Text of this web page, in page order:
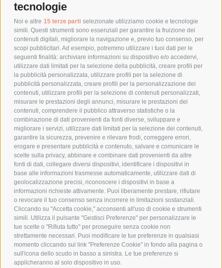
tecnologie
Noi e altre 15 terze parti selezionate utilizziamo cookie e tecnologie
simili. Questi strumenti sono essenziali per garantire la fruizione dei
contenuti digitali, migliorare la navigazione e, previo tuo consenso, per
scopi pubblicitari. Ad esempio, potremmo utilizzare i tuoi dati per le
seguenti finalità: archiviare informazioni su dispositivo e/o accedervi,
utilizzare dati limitati per la selezione della pubblicità, creare profili per
la pubblicità personalizzata, utilizzare profili per la selezione di
pubblicità personalizzata, creare profili per la personalizzazione dei
contenuti, utilizzare profili per la selezione di contenuti personalizzati,
misurare le prestazioni degli annunci, misurare le prestazioni dei
contenuti, comprendere il pubblico attraverso statistiche o la
combinazione di dati provenienti da fonti diverse, sviluppare e
migliorare i servizi, utilizzare dati limitati per la selezione dei contenuti,
garantire la sicurezza, prevenire e rilevare frodi, correggere errori,
erogare e presentare pubblicità e contenuto, salvare e comunicare le
scelte sulla privacy, abbinare e combinare dati provenienti da altre
fonti di dati, collegare diversi dispositivi, identificare i dispositivi in
base alle informazioni trasmesse automaticamente, utilizzare dati di
geolocalizzazione precisi, riconoscere i dispositivi in base a
informazioni richieste attivamente. Puoi liberamente prestare, rifiutare
o revocare il tuo consenso senza incorrere in limitazioni sostanziali.
Cliccando su "Accetta cookie," acconsenti all'uso di cookie e strumenti
simili. Utilizza il pulsante "Gestisci Preferenze" per personalizzare le
tue scelte o "Rifiuta tutto" per proseguire senza cookie non
strettamente necessari. Puoi modificare le tue preferenze in qualsiasi
momento cliccando sul link "Preferenze Cookie" in fondo alla pagina o
sull'icona dello scudo in basso a sinistra. Le tue preferenze si
applicheranno al solo dispositivo in uso.
POLITICA DI RESO
POLICY
PRIVACY POLICY
COOKIE POLICY
PAGAMENTI SICURI
AZIENDA
CHI SIAMO
MARCHI TRATTATI
CONDOMINI
Bonifico
Bancario